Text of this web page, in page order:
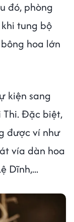
đó, phòng
tung bộ
hoa lớn
kiện sang
Thi. Đặc biệt,
được ví như
vía dàn hoa
Dĩnh,...